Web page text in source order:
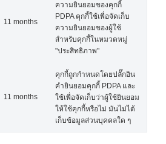
11 months
ความยินยอมของคุกกี้
PDPA คุกกี้ใช้เพื่อจัดเก็บ
ความยินยอมของผู้ใช้
สำหรับคุกกี้ในหมวดหมู่
"ประสิทธิภาพ"
11 months
คุกกี้ถูกกำหนดโดยปลั๊กอิน
คำยินยอมคุกกี้ PDPA และ
ใช้เพื่อจัดเก็บว่าผู้ใช้ยินยอม
ให้ใช้คุกกี้หรือไม่ มันไม่ได้
เก็บข้อมูลส่วนบุคคลใด ๆ